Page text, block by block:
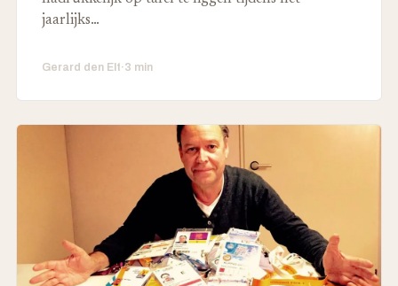
jaarlijks…
Gerard den Elt·3 min